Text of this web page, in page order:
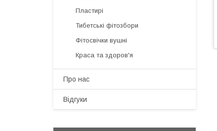
Пластирі
Тибетські фітозбори
Фітосвічки вушні
Краса та здоров'я
Про нас
Відгуки